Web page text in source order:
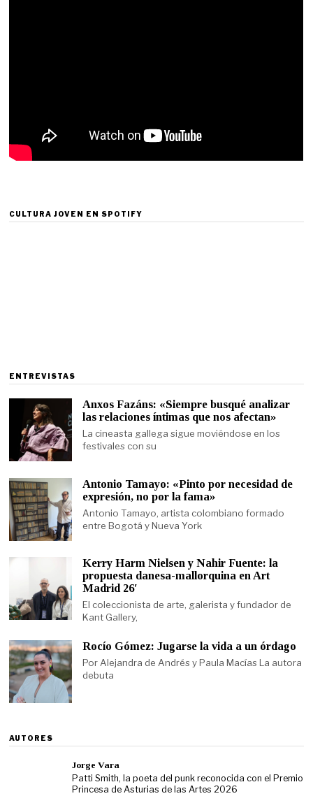
CULTURA JOVEN EN SPOTIFY
ENTREVISTAS
Anxos Fazáns: «Siempre busqué analizar
las relaciones íntimas que nos afectan»
La cineasta gallega sigue moviéndose en los
festivales con su
Antonio Tamayo: «Pinto por necesidad de
expresión, no por la fama»
Antonio Tamayo, artista colombiano formado
entre Bogotá y Nueva York
Kerry Harm Nielsen y Nahir Fuente: la
propuesta danesa-mallorquina en Art
Madrid 26′
El coleccionista de arte, galerista y fundador de
Kant Gallery,
Rocío Gómez: Jugarse la vida a un órdago
Por Alejandra de Andrés y Paula Macías La autora
debuta
AUTORES
Jorge Vara
Patti Smith, la poeta del punk reconocida con el Premio
Princesa de Asturias de las Artes 2026